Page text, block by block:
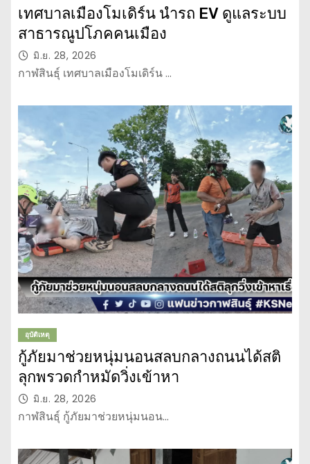
เทศบาลเมืองโมเดิร์น นำรถ EV ดูแลระบบ
สาธารณูปโภคคนเมือง
มิ.ย. 28, 2026
กาฬสินธุ์ เทศบาลเมืองโมเดิร์น …
อุบัติเหตุ
กู้ภัยมาช่วยหนุ่มนอนสลบกลางถนนได้สติ
ลุกพรวดกำหมัดวิ่งเข้าหา
มิ.ย. 28, 2026
กาฬสินธุ์ กู้ภัยมาช่วยหนุ่มนอน…